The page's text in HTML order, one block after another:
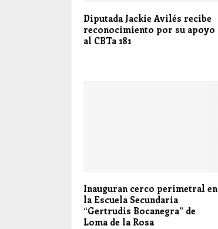
Diputada Jackie Avilés recibe
reconocimiento por su apoyo
al CBTa 181
Inauguran cerco perimetral en
la Escuela Secundaria
“Gertrudis Bocanegra” de
Loma de la Rosa